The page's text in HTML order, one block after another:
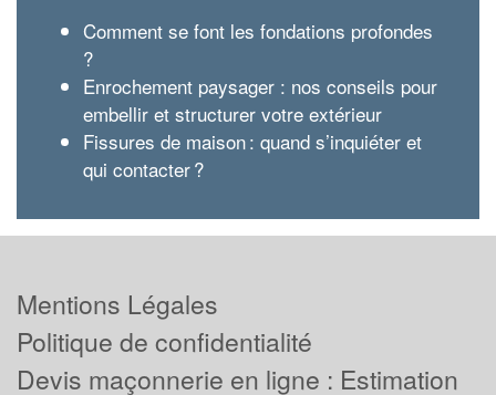
Comment se font les fondations profondes
?
Enrochement paysager : nos conseils pour
embellir et structurer votre extérieur
Fissures de maison : quand s’inquiéter et
qui contacter ?
Mentions Légales
Politique de confidentialité
Devis maçonnerie en ligne : Estimation